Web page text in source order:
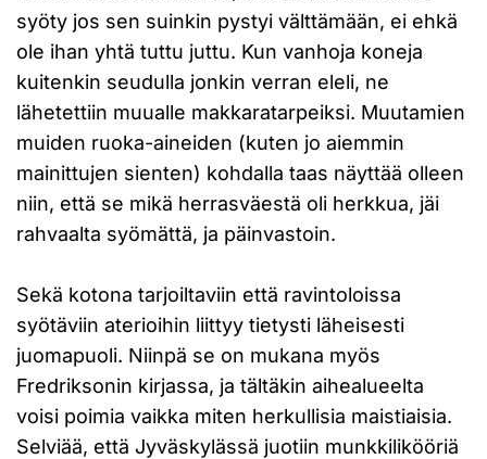
syöty jos sen suinkin pystyi välttämään, ei ehkä
ole ihan yhtä tuttu juttu. Kun vanhoja koneja
kuitenkin seudulla jonkin verran eleli, ne
lähetettiin muualle makkaratarpeiksi. Muutamien
muiden ruoka-aineiden (kuten jo aiemmin
mainittujen sienten) kohdalla taas näyttää olleen
niin, että se mikä herrasväestä oli herkkua, jäi
rahvaalta syömättä, ja päinvastoin.
Sekä kotona tarjoiltaviin että ravintoloissa
syötäviin aterioihin liittyy tietysti läheisesti
juomapuoli. Niinpä se on mukana myös
Fredriksonin kirjassa, ja tältäkin aihealueelta
voisi poimia vaikka miten herkullisia maistiaisia.
Selviää, että Jyväskylässä juotiin munkkilikööriä